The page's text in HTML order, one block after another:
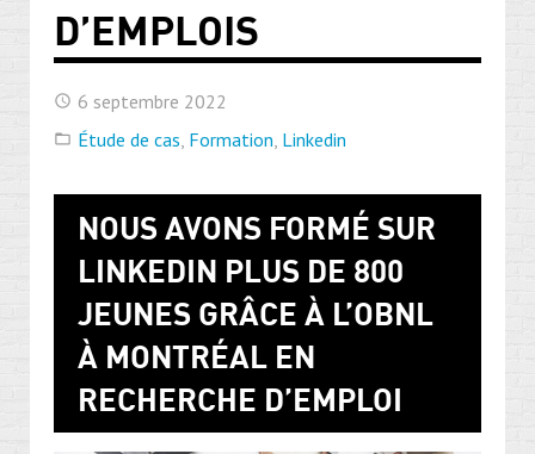
D’EMPLOIS
6 septembre 2022
Étude de cas, Formation, Linkedin
NOUS AVONS FORMÉ SUR
LINKEDIN PLUS DE 800
JEUNES GRÂCE À L’OBNL
À MONTRÉAL EN
RECHERCHE D’EMPLOI